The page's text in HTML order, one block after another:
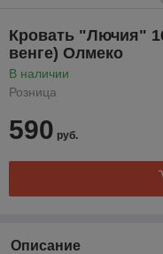
Кровать "Лючия"
венге) Олмеко
В наличии
Розница
590 руб.
Описание